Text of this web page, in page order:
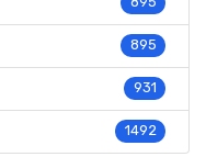
895
931
1492